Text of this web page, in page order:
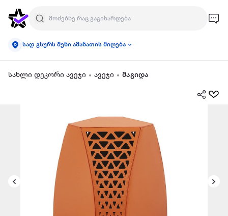
სად გსურს შენი ამანათის მიღება
სახლი დეკორი ავეჯი ავეჯი მაგიდა